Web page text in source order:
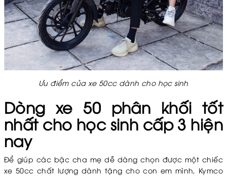
Ưu điểm của xe 50cc dành cho học sinh
Dòng xe 50 phân khối tốt
nhất cho học sinh cấp 3 hiện
nay
Để giúp các bậc cha mẹ dễ dàng chọn được một chiếc
xe 50cc chất lượng dành tặng cho con em mình, Kymco